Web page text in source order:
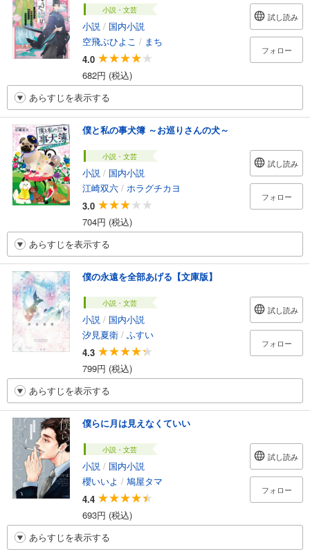
小説・文芸
小説 / 国内小説
空飛ぶひよこ / まち
4.0
682円 (税込)
試し読み
フォロー
あらすじを表示する
僕と私の事犬簿 ～お巡りさんの犬～
小説・文芸
小説 / 国内小説
江崎双六 / ホラグチカヨ
3.0
704円 (税込)
試し読み
フォロー
あらすじを表示する
僕の永遠を全部あげる【文庫版】
小説・文芸
小説 / 国内小説
汐見夏衛 / ふすい
4.3
799円 (税込)
試し読み
フォロー
あらすじを表示する
僕らに月は見えなくていい
小説・文芸
小説 / 国内小説
櫻いいよ / 鳩屋タマ
4.4
693円 (税込)
試し読み
フォロー
あらすじを表示する